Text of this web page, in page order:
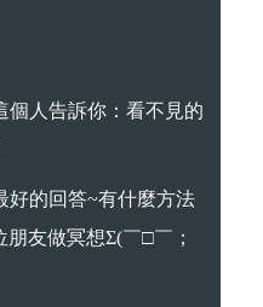
個人告訴你：看不見的
好的回答~有什麼方法
朋友做冥想Σ(￣□￣；